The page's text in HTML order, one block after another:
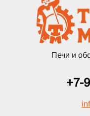
Печи и
+7-